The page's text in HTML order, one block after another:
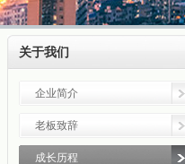
关于我们
企业简介
老板致辞
成长历程